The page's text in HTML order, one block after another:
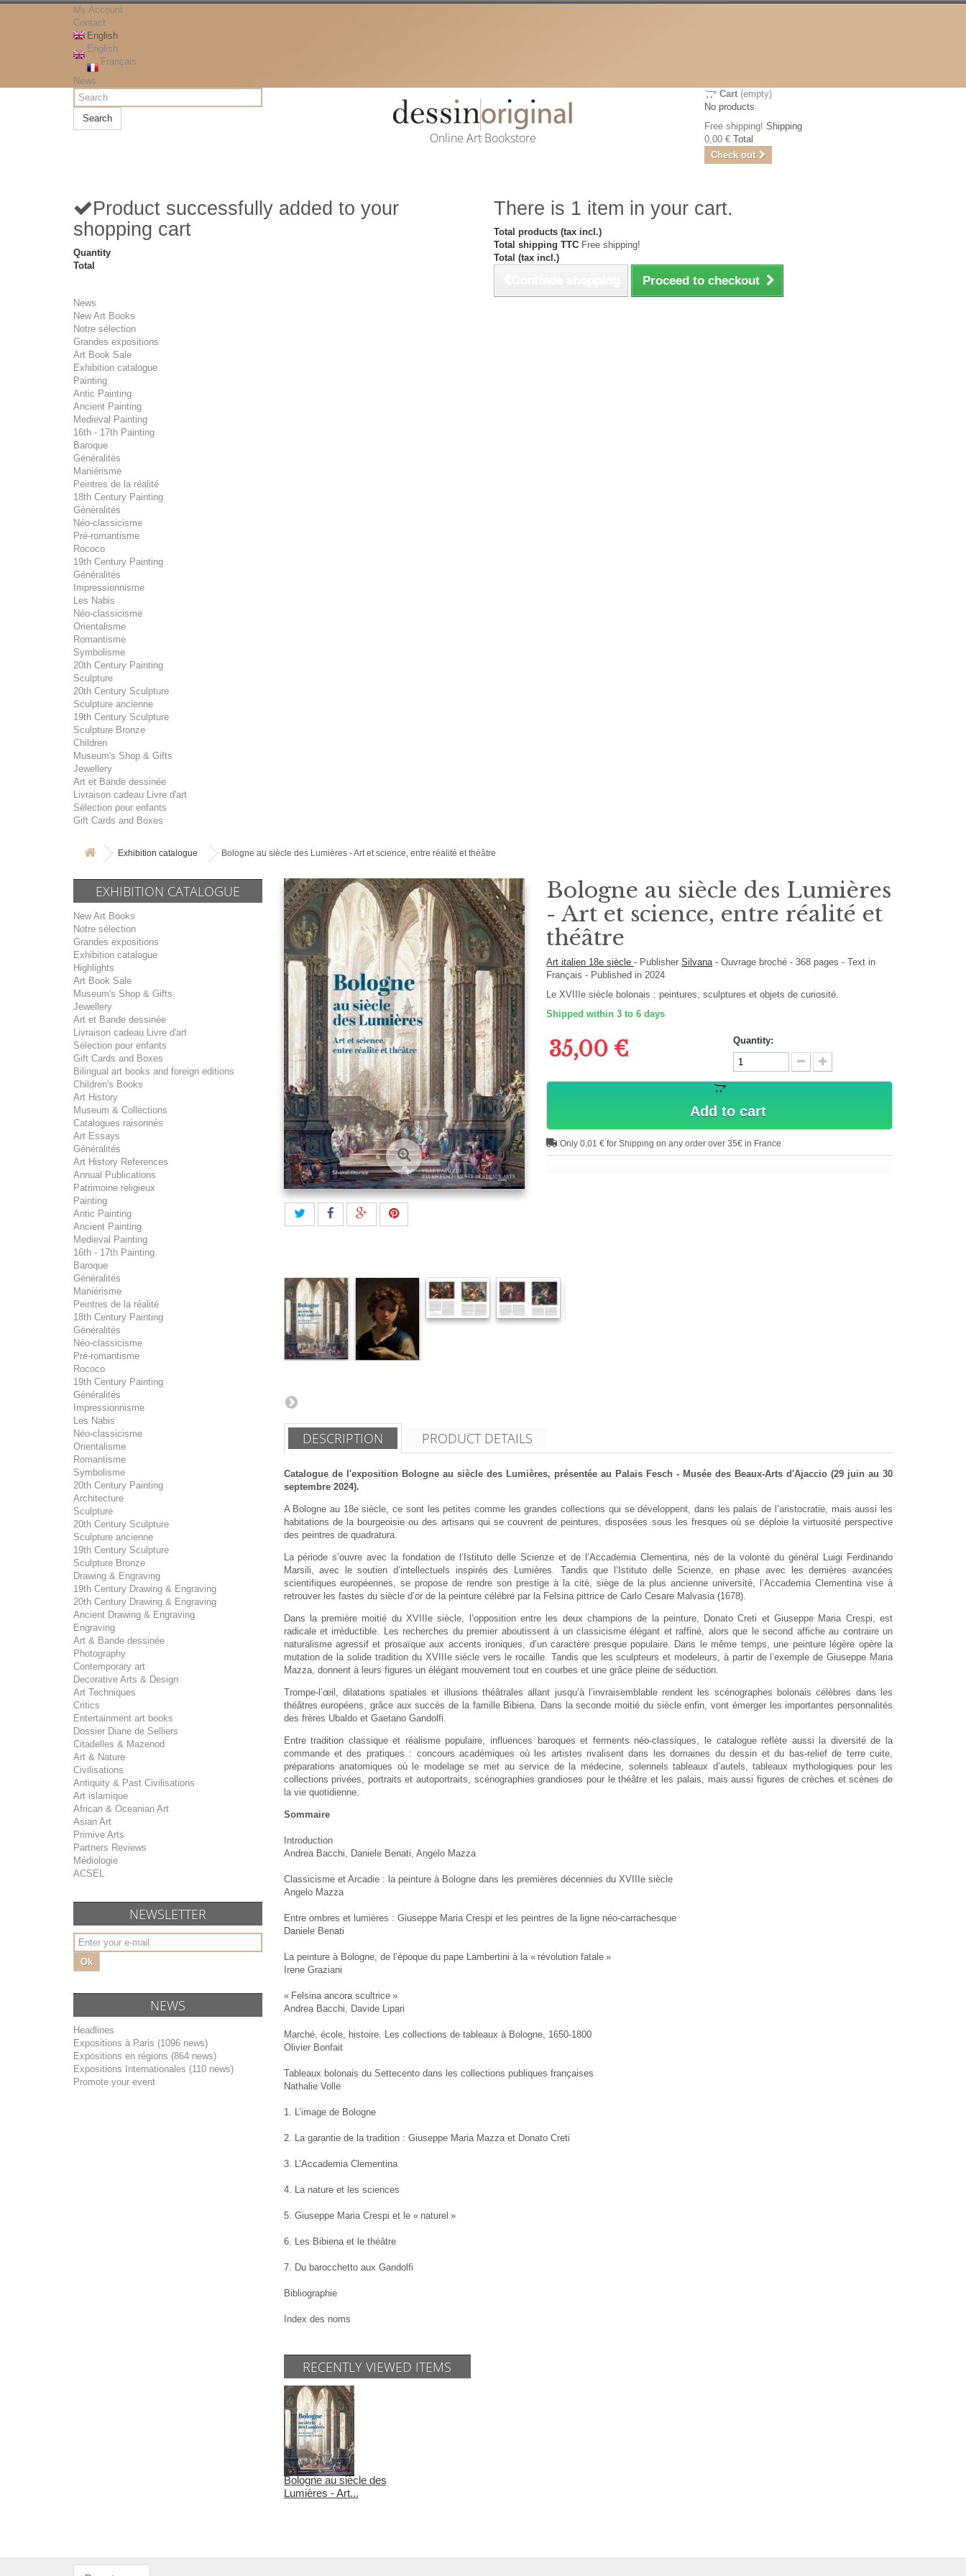
My Account
Contact
English
English
Français
News
Search
Online Art Bookstore
Cart (empty)
No products
Free shipping! Shipping
0,00 € Total
Check out
Product successfully added to your
shopping cart
Quantity
Total
There is 1 item in your cart.
Total products (tax incl.)
Total shipping TTC Free shipping!
Total (tax incl.)
Proceed to checkout
News
New Art Books
Notre sélection
Grandes expositions
Art Book Sale
Exhibition catalogue
Painting
Antic Painting
Ancient Painting
Medieval Painting
16th - 17th Painting
Baroque
Généralités
Maniérisme
Peintres de la réalité
18th Century Painting
Généralités
Néo-classicisme
Pré-romantisme
Rococo
19th Century Painting
Généralités
Impressionnisme
Les Nabis
Néo-classicisme
Orientalisme
Romantisme
Symbolisme
20th Century Painting
Sculpture
20th Century Sculpture
Sculpture ancienne
19th Century Sculpture
Sculpture Bronze
Children
Museum's Shop & Gifts
Jewellery
Art et Bande dessinée
Livraison cadeau Livre d'art
Sélection pour enfants
Gift Cards and Boxes
Exhibition catalogue Bologne au siècle des Lumières - Art et science, entre réalité et théâtre
EXHIBITION CATALOGUE
New Art Books
Notre sélection
Grandes expositions
Exhibition catalogue
Highlights
Art Book Sale
Museum's Shop & Gifts
Jewellery
Art et Bande dessinée
Livraison cadeau Livre d'art
Sélection pour enfants
Gift Cards and Boxes
Bilingual art books and foreign editions
Children's Books
Art History
Museum & Collections
Catalogues raisonnés
Art Essays
Généralités
Art History References
Annual Publications
Patrimoine religieux
Painting
Antic Painting
Ancient Painting
Medieval Painting
16th - 17th Painting
Baroque
Généralités
Maniérisme
Peintres de la réalité
18th Century Painting
Généralités
Néo-classicisme
Pré-romantisme
Rococo
19th Century Painting
Généralités
Impressionnisme
Les Nabis
Néo-classicisme
Orientalisme
Romantisme
Symbolisme
20th Century Painting
Architecture
Sculpture
20th Century Sculpture
Sculpture ancienne
19th Century Sculpture
Sculpture Bronze
Drawing & Engraving
19th Century Drawing & Engraving
20th Century Drawing & Engraving
Ancient Drawing & Engraving
Engraving
Art & Bande dessinée
Photography
Contemporary art
Decorative Arts & Design
Art Techniques
Critics
Entertainment art books
Dossier Diane de Selliers
Citadelles & Mazenod
Art & Nature
Civilisations
Antiquity & Past Civilisations
Art islamique
African & Oceanian Art
Asian Art
Primive Arts
Partners Reviews
Médiologie
ACSEL
NEWSLETTER
Ok
NEWS
Headlines
Expositions à Paris (1096 news)
Expositions en régions (864 news)
Expositions Internationales (110 news)
Promote your event
Bologne au siècle des Lumières
- Art et science, entre réalité et
théâtre
Art italien 18e siècle- PublisherSilvana -Ouvrage broché-368pages -Text in
Français- Published in 2024
Le XVIIIe siècle bolonais : peintures, sculptures et objets de curiosité.
Shipped within 3 to 6 days
35,00 € Quantity:
Add to cart
Only 0,01 € for Shipping on any order over 35€ in France
DESCRIPTION PRODUCT DETAILS
Catalogue de l'exposition Bologne au siècle des Lumières, présentée au Palais Fesch - Musée des Beaux-Arts d'Ajaccio (29 juin au 30
septembre 2024).
A Bologne au 18e siècle, ce sont les petites comme les grandes collections qui se développent, dans les palais de l’aristocratie, mais aussi les
habitations de la bourgeoisie ou des artisans qui se couvrent de peintures, disposées sous les fresques où se déploie la virtuosité perspective
des peintres de quadratura.
La période s’ouvre avec la fondation de l’Istituto delle Scienze et de l’Accademia Clementina, nés de la volonté du général Luigi Ferdinando
Marsili, avec le soutien d’intellectuels inspirés des Lumières. Tandis que l’Istituto delle Scienze, en phase avec les dernières avancées
scientifiques européennes, se propose de rendre son prestige à la cité, siège de la plus ancienne université, l’Accademia Clementina vise à
retrouver les fastes du siècle d’or de la peinture célébré par la Felsina pittrice de Carlo Cesare Malvasia (1678).
Dans la première moitié du XVIIIe siècle, l’opposition entre les deux champions de la peinture, Donato Creti et Giuseppe Maria Crespi, est
radicale et irréductible. Les recherches du premier aboutissent à un classicisme élégant et raffiné, alors que le second affiche au contraire un
naturalisme agressif et prosaïque aux accents ironiques, d’un caractère presque populaire. Dans le même temps, une peinture légère opère la
mutation de la solide tradition du XVIIIe siècle vers le rocaille. Tandis que les sculpteurs et modeleurs, à partir de l’exemple de Giuseppe Maria
Mazza, donnent à leurs figures un élégant mouvement tout en courbes et une grâce pleine de séduction.
Trompe-l’œil, dilatations spatiales et illusions théâtrales allant jusqu’à l’invraisemblable rendent les scénographes bolonais célèbres dans les
théâtres européens, grâce aux succès de la famille Bibiena. Dans la seconde moitié du siècle enfin, vont émerger les importantes personnalités
des frères Ubaldo et Gaetano Gandolfi.
Entre tradition classique et réalisme populaire, influences baroques et ferments néo-classiques, le catalogue reflète aussi la diversité de la
commande et des pratiques : concours académiques où les artistes rivalisent dans les domaines du dessin et du bas-relief de terre cuite,
préparations anatomiques où le modelage se met au service de la médecine, solennels tableaux d’autels, tableaux mythologiques pour les
collections privées, portraits et autoportraits, scénographies grandioses pour le théâtre et les palais, mais aussi figures de crèches et scènes de
la vie quotidienne.
Sommaire
Introduction
Andrea Bacchi, Daniele Benati, Angelo Mazza
Classicisme et Arcadie : la peinture à Bologne dans les premières décennies du XVIIIe siècle
Angelo Mazza
Entre ombres et lumières : Giuseppe Maria Crespi et les peintres de la ligne néo-carrachesque
Daniele Benati
La peinture à Bologne, de l’époque du pape Lambertini à la « révolution fatale »
Irene Graziani
« Felsina ancora scultrice »
Andrea Bacchi, Davide Lipari
Marché, école, histoire. Les collections de tableaux à Bologne, 1650-1800
Olivier Bonfait
Tableaux bolonais du Settecento dans les collections publiques françaises
Nathalie Volle
1. L’image de Bologne
2. La garantie de la tradition : Giuseppe Maria Mazza et Donato Creti
3. L’Accademia Clementina
4. La nature et les sciences
5. Giuseppe Maria Crespi et le « naturel »
6. Les Bibiena et le théâtre
7. Du barocchetto aux Gandolfi
Bibliographie
Index des noms
RECENTLY VIEWED ITEMS
Bologne au siècle des
Lumières - Art...